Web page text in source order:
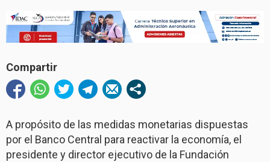
Compartir
A propósito de las medidas monetarias dispuestas
por el Banco Central para reactivar la economía, el
presidente y director ejecutivo de la Fundación